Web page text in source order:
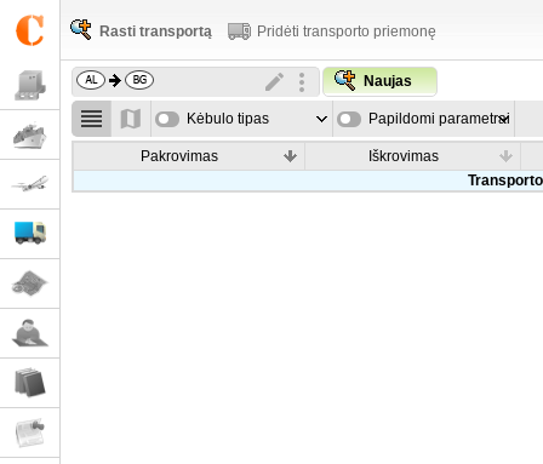
Rasti transportą Pridėti transporto priemonę
Naujas
Kėbulo tipas Papildomi parametrai
Pakrovimas
Iškrovimas